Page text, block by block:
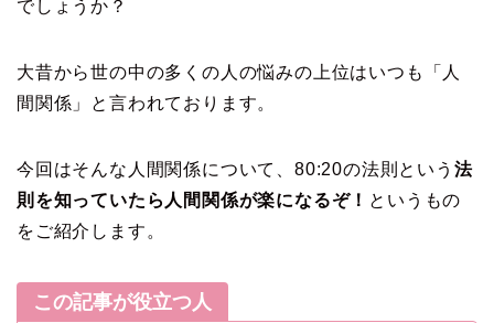
でしょうか？
大昔から世の中の多くの人の悩みの上位はいつも「人
間関係」と言われております。
今回はそんな人間関係について、80:20の法則という 法
則を知っていたら人間関係が楽になるぞ！ というもの
をご紹介します。
この記事が役立つ人